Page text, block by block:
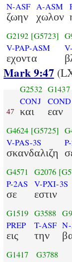
N-ASF
ζωην
A-ASM
χωλον
G2192 [G5723]
V-PAP-ASM
εχοντα
Mark 9:47
47
G2532
CONJ
και
G1437
COND
εαν
G4624 [G5725]
V-PAS-3S
σκανδαλιζη
G4571
P-2AS
σε
G2076
V-PXI-3S
εστιν
G1519
PREP
εις
G3588
T-ASF
την
G1417
G3788